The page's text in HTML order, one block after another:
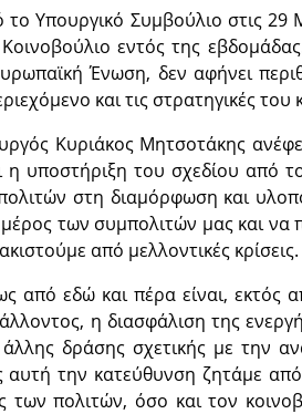
το Υπουργικό Συμβούλιο στις
εντός της
Ένωση, δεν αφήνει
και τις στρατηγικές του
Κυριάκος Μητσοτάκης
υποστήριξη του σχεδίου από
στη διαμόρφωση και
των συμπολιτών μας και
από μελλοντικές κρίσεις.
από εδώ και πέρα είναι,
η διασφάλιση της
δράσης σχετικής με την
την κατεύθυνση ζητάμε
των πολιτών, όσο και τον